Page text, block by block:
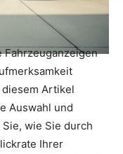
Fahrzeuganzeigen
Artikel
Auswahl und
wie Sie durch
Ihrer